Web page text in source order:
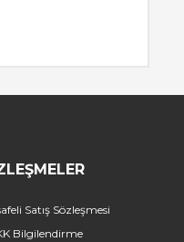
Satış Sözleşmesi
Bilgilendirme